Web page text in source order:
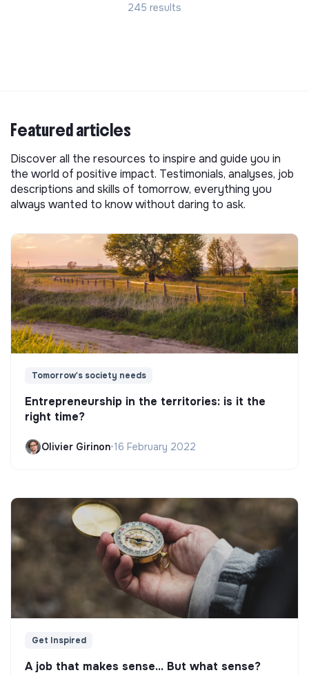
245 results
Featured articles
Discover all the resources to inspire and guide you in
the world of positive impact. Testimonials, analyses, job
descriptions and skills of tomorrow, everything you
always wanted to know without daring to ask.
Tomorrow's society needs
Entrepreneurship in the territories: is it the
right time?
Olivier Girinon•16 February 2022
Get Inspired
A job that makes sense... But what sense?